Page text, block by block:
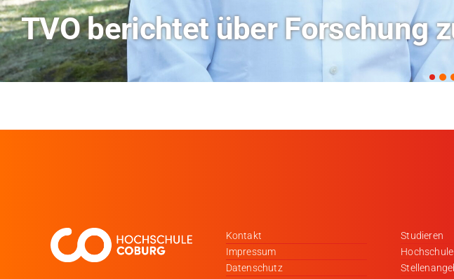
Hitze-Aktionstag: Hochschule
Kontakt
Impressum
Datenschutz
Studieren